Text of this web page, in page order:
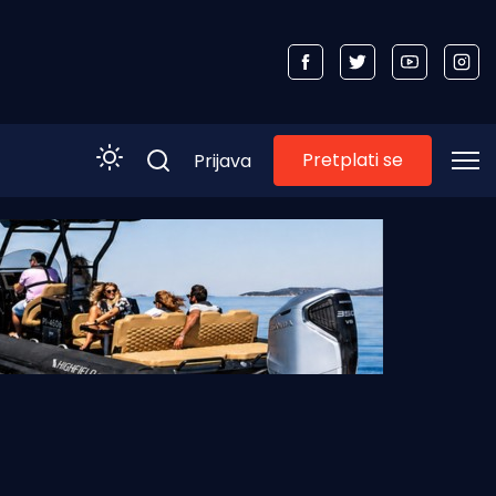
Prijava Pretplati se